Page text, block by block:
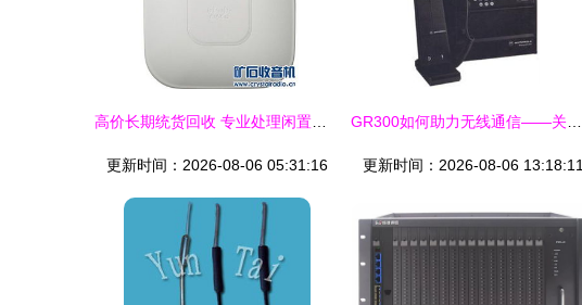
更新时间：2026-08-06 05:31:16 更新时间：2026-08-06 13:18:11